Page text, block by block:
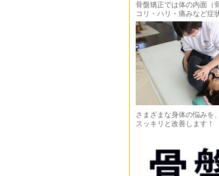
骨盤矯正では体の内面（
コリ・ハリ・痛みなど症
さまざまな身体の悩みを、
スッキリと改善します！